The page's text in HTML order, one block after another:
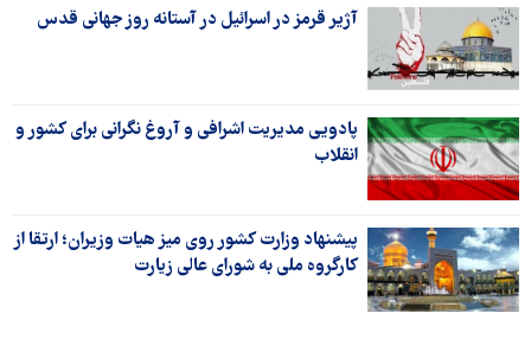
آژیر قرمز در اسرائیل در آستانه روز جهانی قدس
پادویی مدیریت ‌اشرافی و آروغ نگرانی برای کشور و
انقلاب
پیشنهاد وزارت کشور روی میز هیات وزیران؛ ارتقا از
کارگروه ملی به شورای عالی زیارت